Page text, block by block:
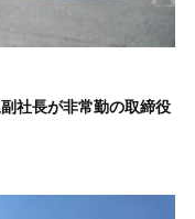
社長が非常勤の取締役